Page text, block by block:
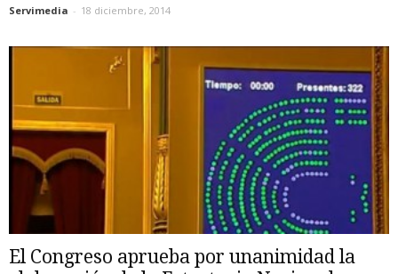
Servimedia - 18 diciembre, 2014
El Congreso aprueba por unanimidad la